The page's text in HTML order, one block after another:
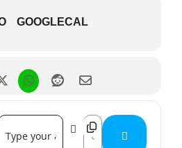
GOOGLECAL
- Entre peces y redes []
Destination Address